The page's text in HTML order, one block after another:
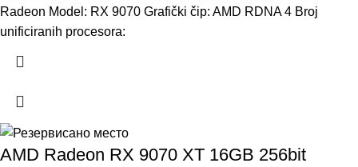
Radeon Model: RX 9070 Grafički čip: AMD RDNA 4 Broj
unificiranih procesora:
AMD Radeon RX 9070 XT 16GB 256bit